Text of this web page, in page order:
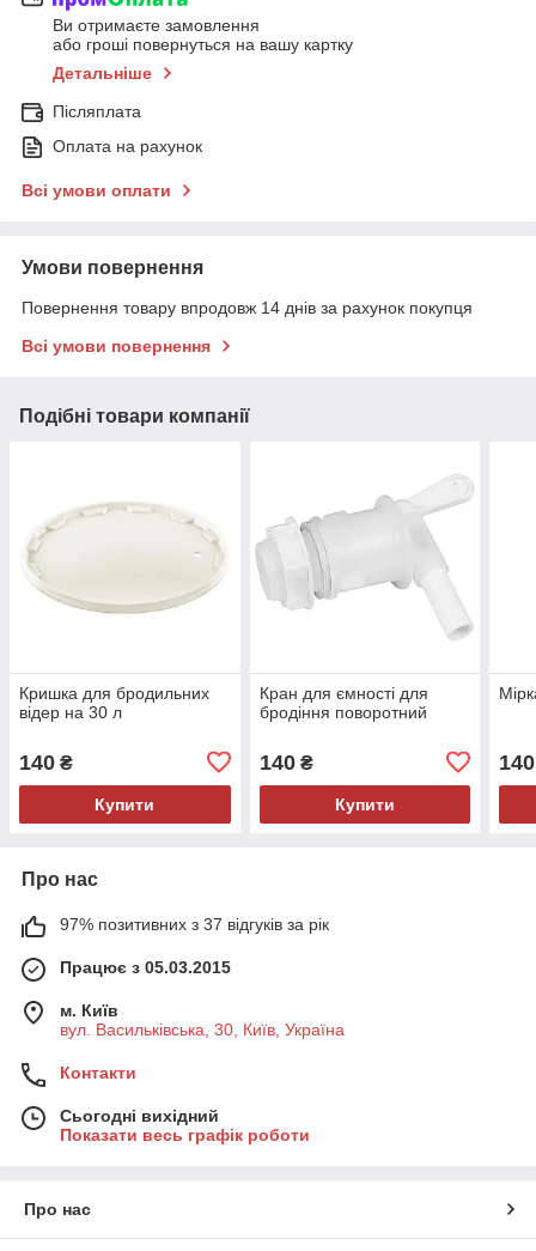
Ви отримаєте замовлення
або гроші повернуться на вашу картку
Детальніше
Післяплата
Оплата на рахунок
Всі умови оплати
Умови повернення
Повернення товару впродовж 14 днів за рахунок покупця
Всі умови повернення
Подібні товари компанії
Кришка для бродильних
відер на 30 л
140 ₴
Купити
Кран для ємності для
бродіння поворотний
140₴
Купити
140
Про нас
97% позитивних з 37 відгуків за рік
Працює з 05.03.2015
м. Київ
вул. Васильківська, 30, Київ, Україна
Контакти
Сьогодні вихідний
Показати весь графік роботи
Про нас